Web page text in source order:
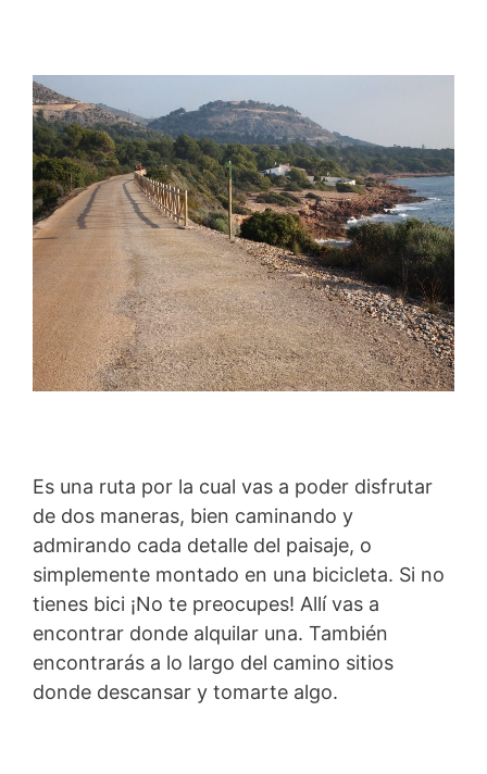
Es una ruta por la cual vas a poder disfrutar
de dos maneras, bien caminando y
admirando cada detalle del paisaje, o
simplemente montado en una bicicleta. Si no
tienes bici ¡No te preocupes! Allí vas a
encontrar donde alquilar una. También
encontrarás a lo largo del camino sitios
donde descansar y tomarte algo.